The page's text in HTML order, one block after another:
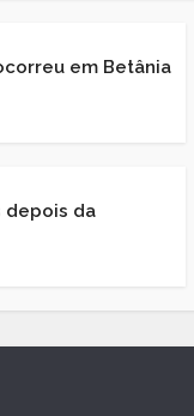
em Betânia
depois da